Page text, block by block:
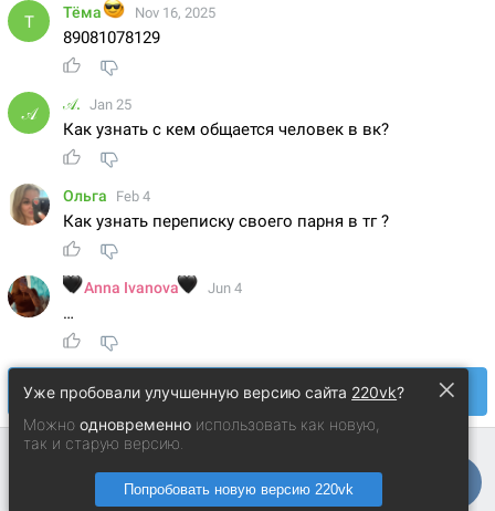
×
Уже пробовали улучшенную версию сайта 220vk?
Можноодновременно использовать как новую,
так и старую версию.
Попробовать новую версию 220vk
Андрей Анисимо © 2014 − 2026